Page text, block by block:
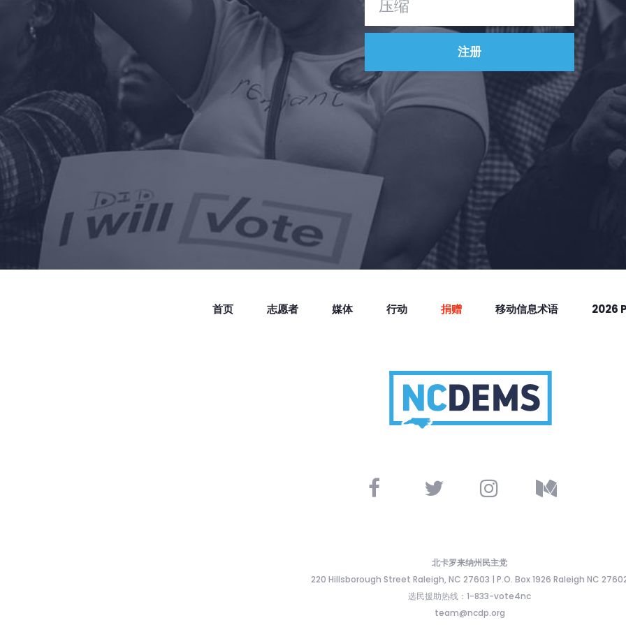
捐赠
首页 志愿者 媒体 行动 捐赠 移动信息术语 2026
北卡罗来纳州民主党
220 Hillsborough Street Raleigh, NC 27603 | P.O. Box 1926 Raleigh NC
选民援助热线：1-833-vote4nc
team@ncdp.org